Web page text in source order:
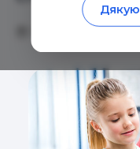
2856